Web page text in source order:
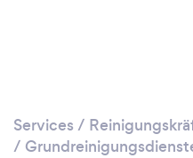
Services /
/